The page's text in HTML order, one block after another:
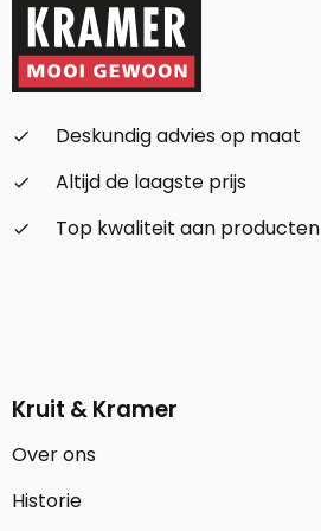
check_small
Deskundig advies op maat
check_small
Altijd de laagste prijs
check_small
Top kwaliteit aan producten
Kruit & Kramer
Over ons
Historie